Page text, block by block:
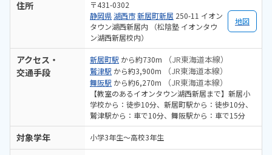
住所
〒431-0302
静岡県湖西市新居町新居 250-11 イオン
タウン湖西新居内 （松陰塾 イオンタウ
ン湖西新居校内）
地図
アクセス・
交通手段
新居町駅 から約730m （JR東海道本線）
鷲津駅 から約3,900m （JR東海道本線）
舞阪駅 から約6,270m （JR東海道本線）
【教室のあるイオンタウン湖西新居まで】新居小
学校から：徒歩10分、新居町駅から：徒歩10分、
鷲津駅から：車で10分、舞阪駅から：車で15分
対象学年 小学3年生〜高校3年生